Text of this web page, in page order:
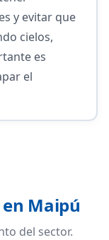
y evitar que
cielos,
es
el
en Maipú
del sector.